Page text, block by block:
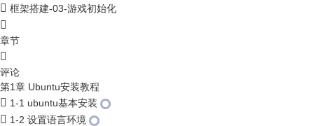
框架搭建-03-游戏初始化
章节
评论
第1章 Ubuntu安装教程
1-1 ubuntu基本安装
1-2 设置语言环境